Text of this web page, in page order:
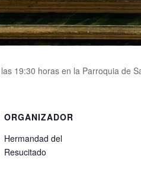
19:30 horas en la Parroquia de
ORGANIZADOR
Hermandad del
Resucitado